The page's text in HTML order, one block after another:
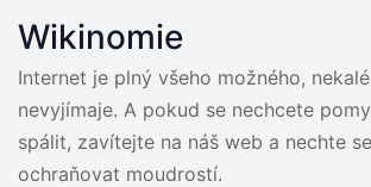
content
Wikinomie
Internet je plný všeho možného,
nevyjímaje. A pokud se nechcete
spálit, zavítejte na náš web a nechte
ochraňovat moudrostí.